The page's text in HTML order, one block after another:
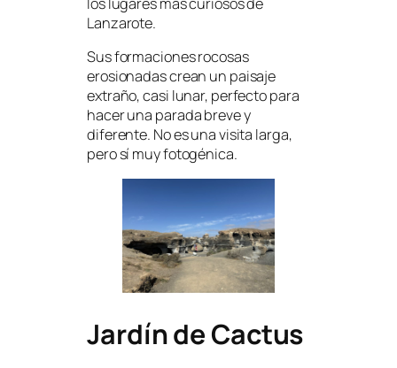
Lanzarote.
Sus formaciones rocosas
erosionadas crean un paisaje
extraño, casi lunar, perfecto para
hacer una parada breve y
diferente. No es una visita larga,
pero sí muy fotogénica.
Jardín de Cactus